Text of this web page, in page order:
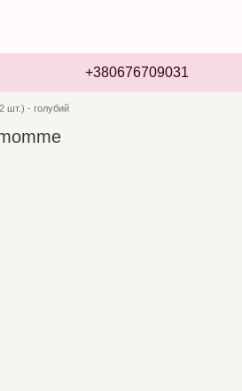
+380676709031
шт.) - голубий